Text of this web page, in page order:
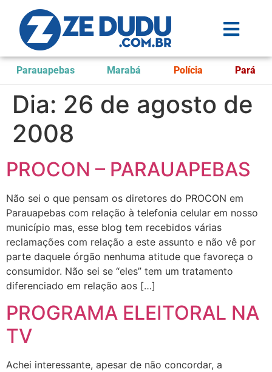
Parauapebas Marabá Polícia Pará
Dia: 26 de agosto de
2008
PROCON – PARAUAPEBAS
Não sei o que pensam os diretores do PROCON em
Parauapebas com relação à telefonia celular em nosso
município mas, esse blog tem recebidos várias
reclamações com relação a este assunto e não vê por
parte daquele órgão nenhuma atitude que favoreça o
consumidor. Não sei se “eles” tem um tratamento
diferenciado em relação aos […]
PROGRAMA ELEITORAL NA
TV
Achei interessante, apesar de não concordar, a